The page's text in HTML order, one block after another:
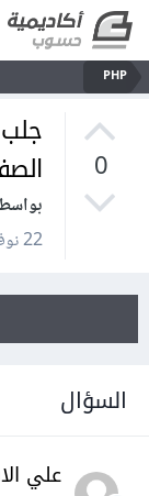
PHP
0
22 نوفمبر 2024
السؤال
علي